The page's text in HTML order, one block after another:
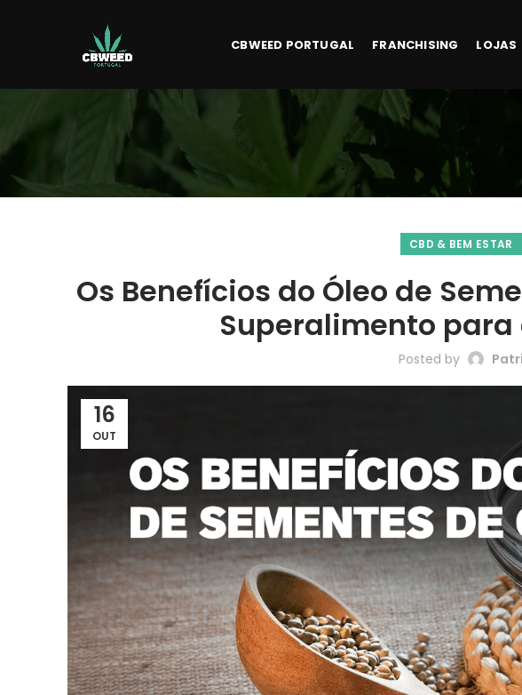
CBWEED PORTUGAL FRANCHISING LOJAS
CBD & BEM ESTAR
Os Benefícios do Óleo de
Superalimento para
Posted by Patri
16
OUT